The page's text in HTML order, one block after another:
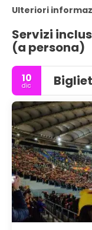
Ulteriori
Servizi
(a persona)
10
dic